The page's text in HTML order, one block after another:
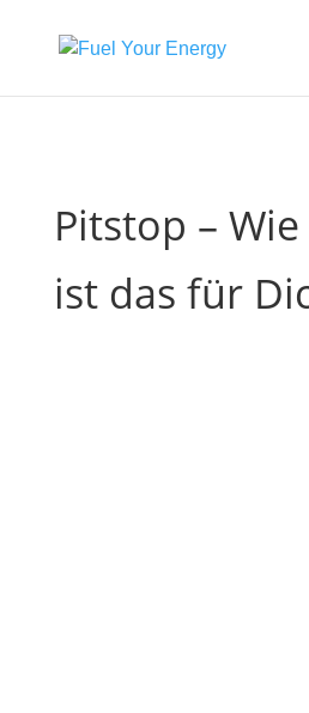
Pitstop –
ist das für